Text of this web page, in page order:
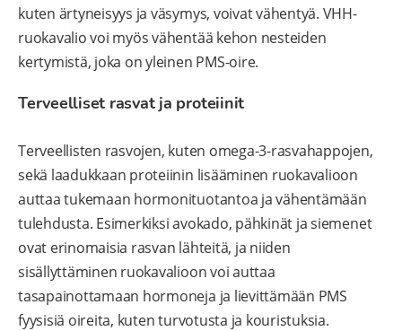
kuten ärtyneisyys ja väsymys, voivat vähentyä. VHH-
ruokavalio voi myös vähentää kehon nesteiden
kertymistä, joka on yleinen PMS-oire.
Terveelliset rasvat ja proteiinit
Terveellisten rasvojen, kuten omega-3-rasvahappojen,
sekä laadukkaan proteiinin lisääminen ruokavalioon
auttaa tukemaan hormonituotantoa ja vähentämään
tulehdusta. Esimerkiksi avokado, pähkinät ja siemenet
ovat erinomaisia rasvan lähteitä, ja niiden
sisällyttäminen ruokavalioon voi auttaa
tasapainottamaan hormoneja ja lievittämään PMS
fyysisiä oireita, kuten turvotusta ja kouristuksia.